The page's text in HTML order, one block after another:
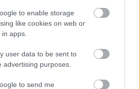
to enable storage
like cookies on web or
apps.
user data to be sent to
advertising purposes.
to send me
II.: Mit jelent az 5. blokk új
a felülvizsgálat